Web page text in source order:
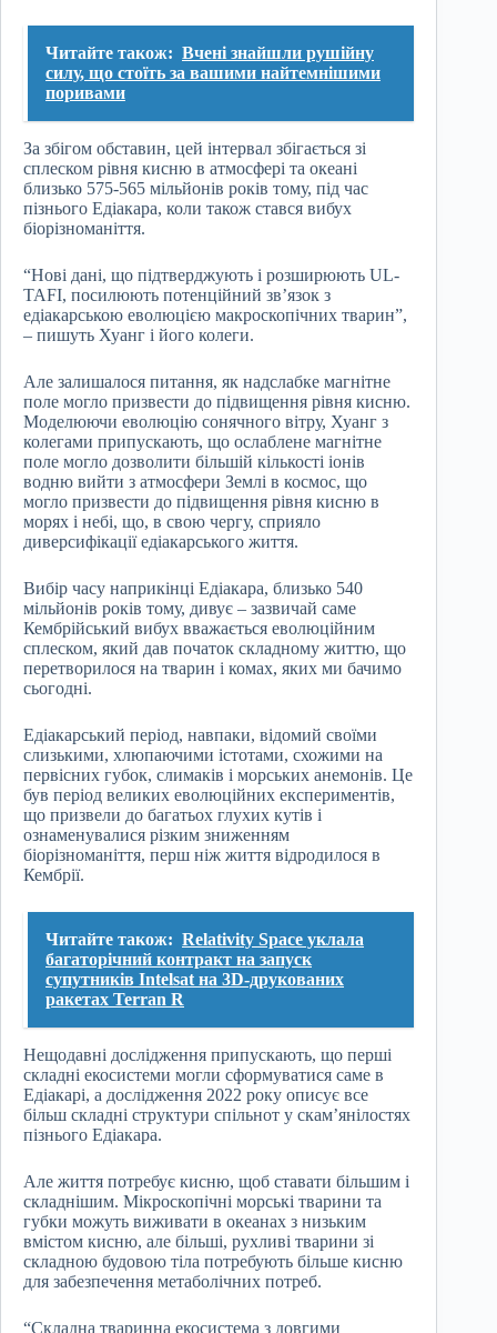
Читайте також: Вчені знайшли рушійну
силу, що стоїть за вашими найтемнішими
поривами
За збігом обставин, цей інтервал збігається зі
сплеском рівня кисню в атмосфері та океані
близько 575-565 мільйонів років тому, під час
пізнього Едіакара, коли також стався вибух
біорізноманіття.
“Нові дані, що підтверджують і розширюють UL-
TAFI, посилюють потенційний зв’язок з
едіакарською еволюцією макроскопічних тварин”,
– пишуть Хуанг і його колеги.
Але залишалося питання, як надслабке магнітне
поле могло призвести до підвищення рівня кисню.
Моделюючи еволюцію сонячного вітру, Хуанг з
колегами припускають, що ослаблене магнітне
поле могло дозволити більшій кількості іонів
водню вийти з атмосфери Землі в космос, що
могло призвести до підвищення рівня кисню в
морях і небі, що, в свою чергу, сприяло
диверсифікації едіакарського життя.
Вибір часу наприкінці Едіакара, близько 540
мільйонів років тому, дивує – зазвичай саме
Кембрійський вибух вважається еволюційним
сплеском, який дав початок складному життю, що
перетворилося на тварин і комах, яких ми бачимо
сьогодні.
Едіакарський період, навпаки, відомий своїми
слизькими, хлюпаючими істотами, схожими на
первісних губок, слимаків і морських анемонів. Це
був період великих еволюційних експериментів,
що призвели до багатьох глухих кутів і
ознаменувалися різким зниженням
біорізноманіття, перш ніж життя відродилося в
Кембрії.
Читайте також: Relativity Space уклала
багаторічний контракт на запуск
супутників Intelsat на 3D-друкованих
ракетах Terran R
Нещодавні дослідження припускають, що перші
складні екосистеми могли сформуватися саме в
Едіакарі, а дослідження 2022 року описує все
більш складні структури спільнот у скам’янілостях
пізнього Едіакара.
Але життя потребує кисню, щоб ставати більшим і
складнішим. Мікроскопічні морські тварини та
губки можуть виживати в океанах з низьким
вмістом кисню, але більші, рухливі тварини зі
складною будовою тіла потребують більше кисню
для забезпечення метаболічних потреб.
“Складна тваринна екосистема з довгими